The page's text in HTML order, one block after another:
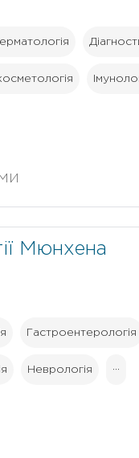
Мюнхена
Гастроентерологія
Неврологія ···